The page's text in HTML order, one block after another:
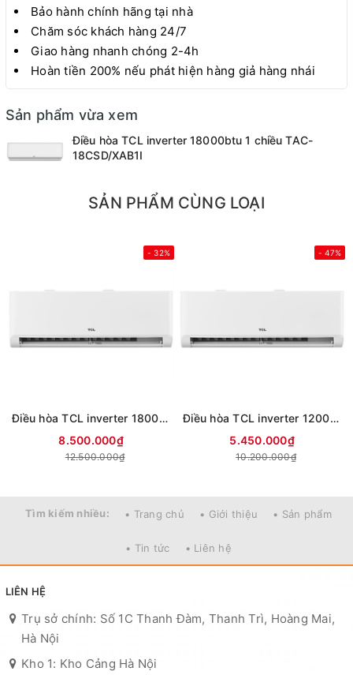
Bảo hành chính hãng tại nhà
Chăm sóc khách hàng 24/7
Giao hàng nhanh chóng 2-4h
Hoàn tiền 200% nếu phát hiện hàng giả hàng nhái
Sản phẩm vừa xem
Điều hòa TCL inverter 18000btu 1 chiều TAC-
18CSD/XAB1I
SẢN PHẨM CÙNG LOẠI
- 32%
Điều hòa TCL inverter 18000BTU 1 chiều TBIP-18CSD/TPHI
8.500.000₫
12.500.000₫
- 47%
Điều hòa TCL inverter 12000btu 1 chiều TBIP-13CSD/TPHI
5.450.000₫
10.200.000₫
Tìm kiếm nhiều: • Trang chủ • Giới thiệu • Sản phẩm
• Tin tức • Liên hệ
LIÊN HỆ
Trụ sở chính: Số 1C Thanh Đàm, Thanh Trì, Hoàng Mai,
Hà Nội
Kho 1: Kho Cảng Hà Nội